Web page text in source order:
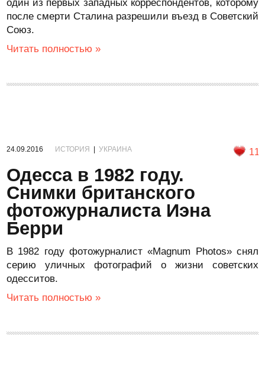
один из первых западных корреспондентов, которому
после смерти Сталина разрешили въезд в Советский
Союз.
Читать полностью »
24.09.2016 ИСТОРИЯ |УКРАИНА 11
Одесса в 1982 году.
Снимки британского
фотожурналиста Иэна
Берри
В 1982 году фотожурналист «Magnum Photos» снял
серию уличных фотографий о жизни советских
одесситов.
Читать полностью »